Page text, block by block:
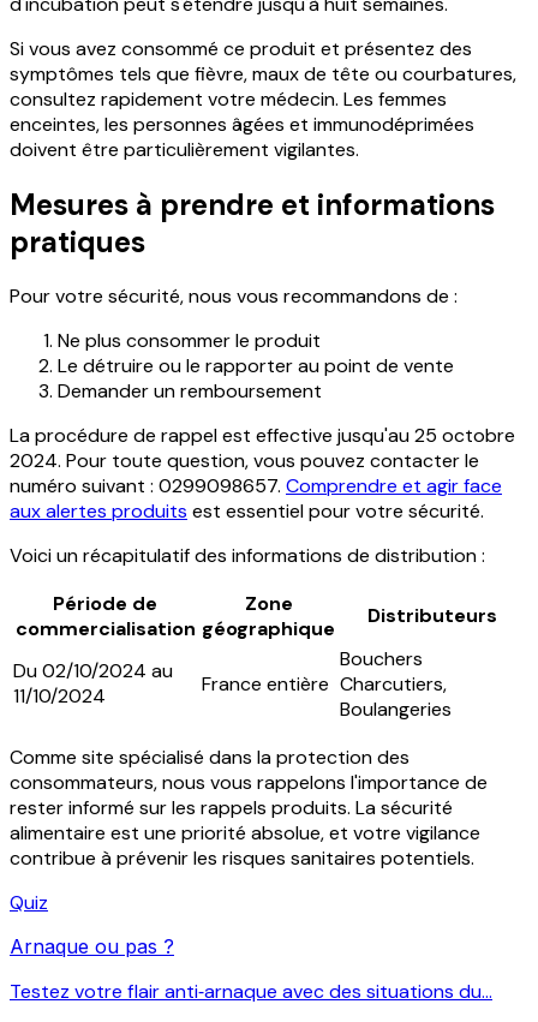
Si vous avez consommé ce produit et présentez des
symptômes tels que fièvre, maux de tête ou courbatures,
consultez rapidement votre médecin. Les femmes
enceintes, les personnes âgées et immunodéprimées
doivent être particulièrement vigilantes.
Mesures à prendre et informations
pratiques
Pour votre sécurité, nous vous recommandons de :
Ne plus consommer le produit
Le détruire ou le rapporter au point de vente
Demander un remboursement
La procédure de rappel est effective jusqu'au 25 octobre
2024. Pour toute question, vous pouvez contacter le
numéro suivant : 0299098657. Comprendre et agir face
aux alertes produits est essentiel pour votre sécurité.
Voici un récapitulatif des informations de distribution :
Période de
commercialisation
Zone
géographique
Distributeurs
Du 02/10/2024 au
11/10/2024
France entière
Bouchers
Charcutiers,
Boulangeries
Comme site spécialisé dans la protection des
consommateurs, nous vous rappelons l'importance de
rester informé sur les rappels produits. La sécurité
alimentaire est une priorité absolue, et votre vigilance
contribue à prévenir les risques sanitaires potentiels.
Quiz
Arnaque ou pas ?
Testez votre flair anti‑arnaque avec des situations du...